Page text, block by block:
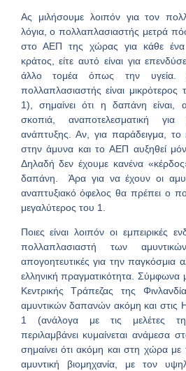
Ας μιλήσουμε λοιπόν για τον
λόγια, ο πολλαπλασιαστής μετρά
στο ΑΕΠ της χώρας για κάθε
κράτος, είτε αυτό είναι για
άλλο τομέα όπως την υγεία.
πολλαπλασιαστής είναι
1), σημαίνει ότι η δαπάνη είναι,
σκοπιά, αναποτελεσματική
ανάπτυξης. Αν, για παράδειγμα,
στην άμυνα και το ΑΕΠ αυξηθεί
Δηλαδή δεν έχουμε κανένα
δαπάνη. Άρα για να έχουν οι
αναπτυξιακό όφελος θα πρέπει ο
μεγαλύτερος του 1.
Ποιες είναι λοιπόν οι εμπειρικές
πολλαπλασιαστή των
απογοητευτικές για την παγκόσμια
ελληνική πραγματικότητα. Σύμφωνα
Κεντρικής Τράπεζας της
αμυντικών δαπανών ακόμη και στις
1 (ανάλογα με τις μελέτες
περιλαμβάνει κυμαίνεται ανάμεσα
σημαίνει ότι ακόμη και στη χώρα με
αμυντική βιομηχανία, με τον